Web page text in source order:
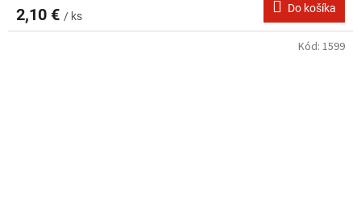
2,10 € / ks
Do košíka
Kód: 1599